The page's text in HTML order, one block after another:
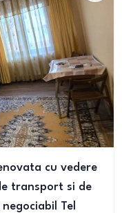
cu vedere
transport si de
Tel